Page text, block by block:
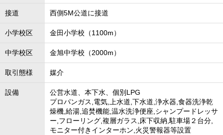
接道 西側5M公道に接道
小学校区 金田小学校（1100m）
中学校区 金旭中学校（2000m）
取引態様 媒介
設備
公営水道、本下水、個別LPG
プロパンガス,電気,上水道,下水道,浄水器,食器洗浄乾
燥機,給湯,追焚機能,温水洗浄便座,シャンプードレッサ
ー,フローリング,複層ガラス,床下収納,駐車場２台分,
モニター付きインターホン,火災警報器等設置